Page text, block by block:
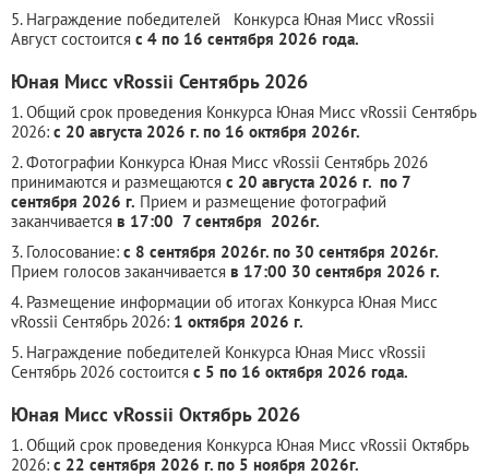
5. Награждение победителей Конкурса Юная Мисс vRossii
Август состоится с 4 по 16 сентября 2026 года.
Юная Мисс vRossii Сентябрь 2026
1. Общий срок проведения Конкурса Юная Мисс vRossii Сентябрь
2026: с 20 августа 2026 г. по 16 октября 2026г.
2. Фотографии Конкурса Юная Мисс vRossii Сентябрь 2026
принимаются и размещаются с 20 августа 2026 г. по 7
сентября 2026 г. Прием и размещение фотографий
заканчивается в 17:00 7 сентября 2026г.
3. Голосование: с 8 сентября 2026г. по 30 сентября 2026г.
Прием голосов заканчивается в 17:00 30 сентября 2026 г.
4. Размещение информации об итогах Конкурса Юная Мисс
vRossii Сентябрь 2026: 1 октября 2026 г.
5. Награждение победителей Конкурса Юная Мисс vRossii
Сентябрь 2026 состоится с 5 по 16 октября 2026 года.
Юная Мисс vRossii Октябрь 2026
1. Общий срок проведения Конкурса Юная Мисс vRossii Октябрь
2026: с 22 сентября 2026 г. по 5 ноября 2026г.